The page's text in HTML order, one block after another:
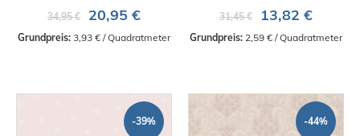
34,95 €
20,95 €
Grundpreis: 3,93 € / Quadratmeter
31,45 €
13,82 €
Grundpreis: 2,59 € / Quadratmeter
-39% -44%